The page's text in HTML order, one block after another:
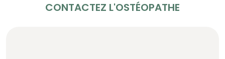
CONTACTEZ L'OSTÉOPATHE